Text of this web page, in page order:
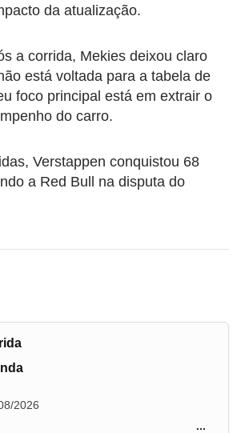
da atualização.
a corrida, Mekies deixou claro
está voltada para a tabela de
foco principal está em extrair o
do carro.
Verstappen conquistou 68
a Red Bull na disputa do
2026
...